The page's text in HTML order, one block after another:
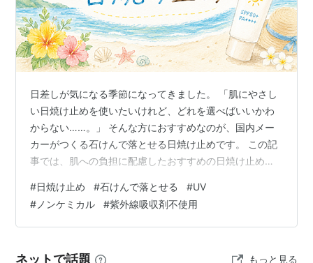
日差しが気になる季節になってきました。 「肌にやさし
い日焼け止めを使いたいけれど、どれを選べばいいかわ
からない……。」 そんな方におすすめなのが、国内メー
カーがつくる石けんで落とせる日焼け止めです。 この記
事では、肌への負担に配慮したおすすめの日焼け止めを
アクアミルク シャボン玉石けん シャボン玉UV
AMRIRARA（アムリターラ） オールライトサンスクリー
ンクリーム 石澤研究所 紫外線予報 ノンケミカル UVジェ
#日焼け止め #石けんで落とせる #UV
# ノンケミカル #紫外線吸収剤不使用
ネットで話題 もっと見る